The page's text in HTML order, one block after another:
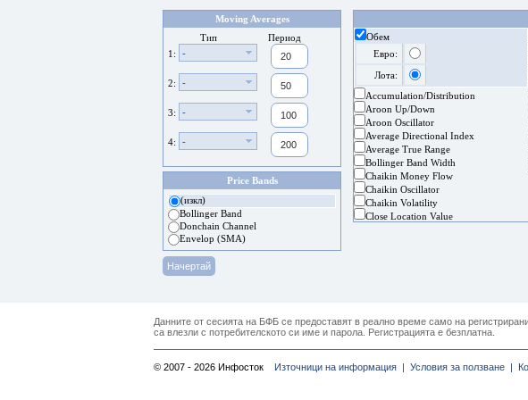
Moving Averages
Тип
Период
1:
-
2: -
3: -
4: -
Price Bands
(изкл)
Bollinger Band
Donchain Channel
Envelop (SMA)
Обем
Евро:
Лота:
Accumulation/Distribution
Aroon Up/Down
Aroon Oscillator
Average Directional Index
Average True Range
Bollinger Band Width
Chaikin Money Flow
Chaikin Oscillator
Chaikin Volatility
Close Location Value
Данните от сесията на БФБ се предоставят в реално време само на
са влезли с потребителското си име и парола. Регистрацията е безплатна.
© 2007 - 2026 Инфосток Източници на информация | Условия за ползване |